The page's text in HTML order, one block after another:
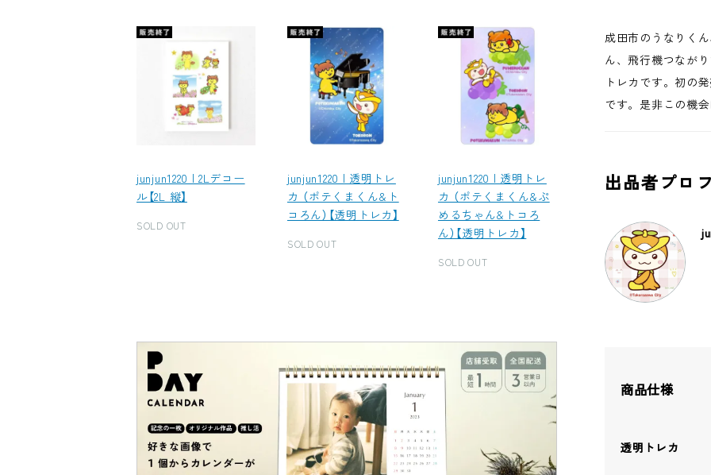
成田市のうなりく
ん、飛行機つなが
トレカです。初の
です。是非この機会
出品者プロ
商品仕様
透明トレカ
junjun1220 | 2Lデコー
ル【2L 縦】
SOLD OUT
junjun1220 | 透明トレ
カ （ポテくまくん&ト
コろん）【透明トレカ】
SOLD OUT
junjun1220 | 透明トレ
カ （ポテくまくん&ぷ
めるちゃん&トコろ
ん）【透明トレカ】
SOLD OUT